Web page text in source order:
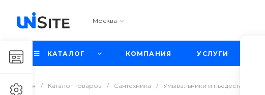
Москва
КАТАЛОГ КОМПАНИЯ УСЛУГИ
Главная / Каталог товаров / Сантехника / Умывальники и пьедесталы